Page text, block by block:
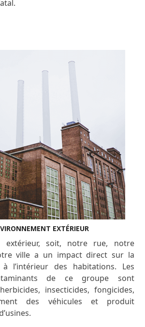
.
EXTÉRIEUR
extérieur, soit, notre rue, notre
ville a un impact direct sur la
l’intérieur des habitations. Les
de ce groupe sont
insecticides, fongicides,
des véhicules et produit